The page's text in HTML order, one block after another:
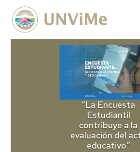
“La Encuesta
Estudiantil
contribuye a la
evaluación del
educativo”